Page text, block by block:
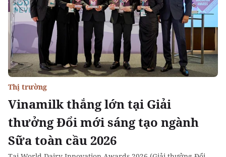
Vinamilk thắng lớn tại Giải
thưởng Đổi mới sáng tạo ngành
Sữa toàn cầu 2026
Thị trường